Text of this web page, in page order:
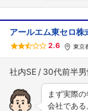
アールエム東セロ株
2.6 東京
社内SE 30代前半男
まず実際
会社である